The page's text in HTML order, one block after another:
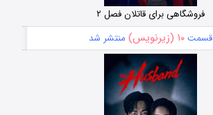
فروشگاهی برای قاتلان فصل ۲
قسمت۱۰ (زیرنویس) منتشر شد